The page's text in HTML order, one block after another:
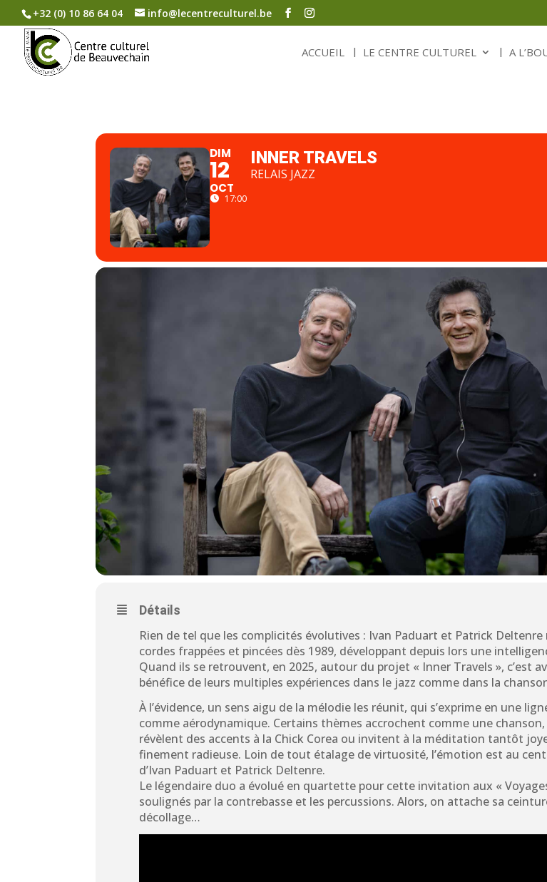
+32 (0) 10 86 64 04 info@lecentreculturel.be
ACCUEIL LE CENTRE CULTUREL A
DIM
12
OCT
17:00
INNER TRAVELS
RELAIS JAZZ
Détails
Rien de tel que les complicités évolutives : Ivan Paduart et Patrick
cordes frappées et pincées dès 1989, développant depuis lors une
Quand ils se retrouvent, en 2025, autour du projet « Inner Travels », c’est
bénéfice de leurs multiples expériences dans le jazz comme dans la
À l’évidence, un sens aigu de la mélodie les réunit, qui s’exprime en une
comme aérodynamique. Certains thèmes accrochent comme une chanson,
révèlent des accents à la Chick Corea ou invitent à la méditation tantôt
finement radieuse. Loin de tout étalage de virtuosité, l’émotion est au
d’Ivan Paduart et Patrick Deltenre.
Le légendaire duo a évolué en quartette pour cette invitation aux «
soulignés par la contrebasse et les percussions. Alors, on attache sa
décollage…